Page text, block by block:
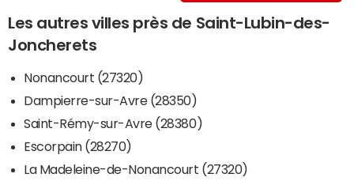
Les autres villes près de Saint-Lubin-des-
Joncherets
Nonancourt (27320)
Dampierre-sur-Avre (28350)
Saint-Rémy-sur-Avre (28380)
Escorpain (28270)
La Madeleine-de-Nonancourt (27320)